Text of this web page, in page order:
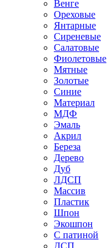
Венге
Ореховые
Янтарные
Сиреневые
Салатовые
Фиолетовые
Мятные
Золотые
Синие
Материал
МДФ
Эмаль
Акрил
Береза
Дерево
Дуб
ЛДСП
Массив
Пластик
Шпон
Экошпон
С патиной
ДСП